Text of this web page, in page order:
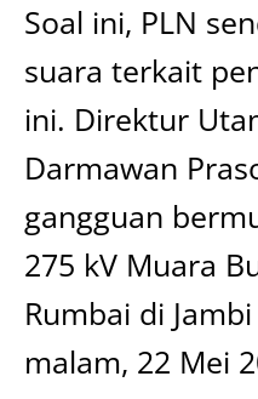
Soal ini, PLN
suara terkait
ini. Direktur
Darmawan
gangguan
275 kV Muara
Rumbai di
malam, 22 Mei